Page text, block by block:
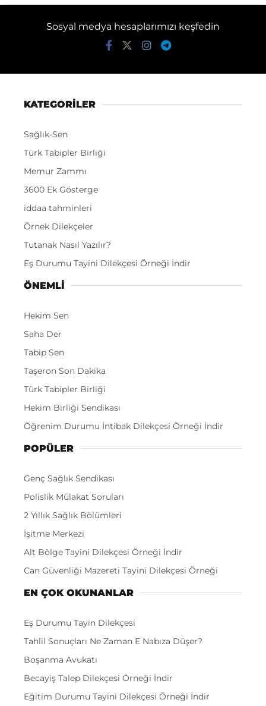
Sosyal medya hesaplarımızı keşfedin
KATEGORİLER
Sağlık-Sen
Türk Tabipler Birliği
Memur Zammı
3600 Ek Gösterge
iddaa tahminleri
Örnek Dilekçeler
Tutanak Nasıl Yazılır?
Eş Durumu Tayini Dilekçesi Örneği İndir
ÖNEMLI
Hekim Sen
Saha Der
Tabip Sen
Taşeron Son Dakika
Türk Tabipler Birliği
Hekim Birliği Sendikası
Öğrenim Durumu İntibak Dilekçesi Örneği İndir
POPÜLER
Genç Sağlık Sendikası
Polislik Mülakat Soruları
2 Yıllık Sağlık Bölümleri
İşitme Merkezi
Alt Bölge Tayini Dilekçesi Örneği İndir
Can Güvenliği Mazereti Tayini Dilekçesi Örneği
EN ÇOK OKUNANLAR
Eş Durumu Tayin Dilekçesi
Tahlil Sonuçları Ne Zaman E Nabıza Düşer?
Boşanma Avukatı
Becayiş Talep Dilekçesi Örneği İndir
Eğitim Durumu Tayini Dilekçesi Örneği İndir